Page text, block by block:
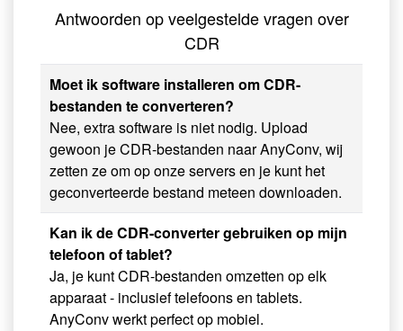
Antwoorden op veelgestelde vragen over
CDR
Moet ik software installeren om CDR-
bestanden te converteren?
Nee, extra software is niet nodig. Upload
gewoon je CDR-bestanden naar AnyConv, wij
zetten ze om op onze servers en je kunt het
geconverteerde bestand meteen downloaden.
Kan ik de CDR-converter gebruiken op mijn
telefoon of tablet?
Ja, je kunt CDR-bestanden omzetten op elk
apparaat - inclusief telefoons en tablets.
AnyConv werkt perfect op mobiel.